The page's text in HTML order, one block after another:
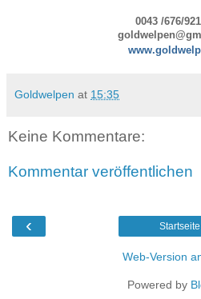
0043 /676/
Goldwelpen at 15:35
Keine Kommentare:
Kommentar veröffentlichen
‹ Startseite
Web-Version
Powered by